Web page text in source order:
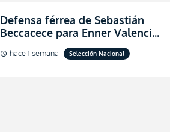
Defensa férrea de Sebastián
Beccacece para Enner Valencia
al indicar que era el hombre
indicado para Ecuador
schedule hace 1 semana Selección Nacional